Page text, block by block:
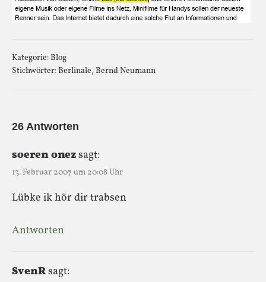
Kategorie:Blog
Stichwörter:Berlinale, Bernd Neumann
26 Antworten
soeren onezsagt:
13. Februar 2007 um 20:08 Uhr
Lübke ik hör dir trabsen
Antworten
SvenRsagt: